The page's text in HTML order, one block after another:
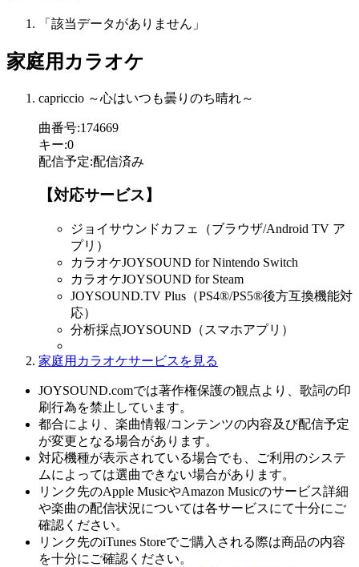
「該当データがありません」
家庭用カラオケ
capriccio ～心はいつも曇りのち晴れ～
曲番号:174669
キー:0
配信予定:配信済み
【対応サービス】
ジョイサウンドカフェ（ブラウザ/Android TV ア
プリ）
カラオケJOYSOUND for Nintendo Switch
カラオケJOYSOUND for Steam
JOYSOUND.TV Plus（PS4®/PS5®後方互換機能対
応）
分析採点JOYSOUND（スマホアプリ）
家庭用カラオケサービスを見る
JOYSOUND.comでは著作権保護の観点より、歌詞の印
刷行為を禁止しています。
都合により、楽曲情報/コンテンツの内容及び配信予定
が変更となる場合があります。
対応機種が表示されている場合でも、ご利用のシステ
ムによっては選曲できない場合があります。
リンク先のApple MusicやAmazon Musicのサービス詳細
や楽曲の配信状況については各サービスにて十分にご
確認ください。
リンク先のiTunes Storeでご購入される際は商品の内容
を十分にご確認ください。